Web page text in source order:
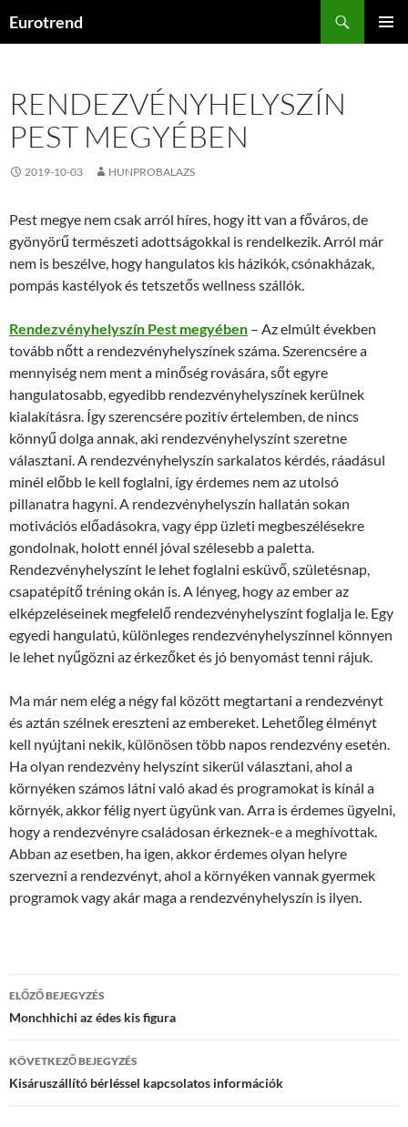
Eurotrend
RENDEZVÉNYHELYSZÍN
PEST MEGYÉBEN
2019-10-03 HUNPROBALAZS
Pest megye nem csak arról híres, hogy itt van a főváros, de
gyönyörű természeti adottságokkal is rendelkezik. Arról már
nem is beszélve, hogy hangulatos kis házikók, csónakházak,
pompás kastélyok és tetszetős wellness szállók.
Rendezvényhelyszín Pest megyében – Az elmúlt években
tovább nőtt a rendezvényhelyszínek száma. Szerencsére a
mennyiség nem ment a minőség rovására, sőt egyre
hangulatosabb, egyedibb rendezvényhelyszínek kerülnek
kialakításra. Így szerencsére pozitív értelemben, de nincs
könnyű dolga annak, aki rendezvényhelyszínt szeretne
választani. A rendezvényhelyszín sarkalatos kérdés, ráadásul
minél előbb le kell foglalni, így érdemes nem az utolsó
pillanatra hagyni. A rendezvényhelyszín hallatán sokan
motivációs előadásokra, vagy épp üzleti megbeszélésekre
gondolnak, holott ennél jóval szélesebb a paletta.
Rendezvényhelyszínt le lehet foglalni esküvő, születésnap,
csapatépítő tréning okán is. A lényeg, hogy az ember az
elképzeléseinek megfelelő rendezvényhelyszínt foglalja le. Egy
egyedi hangulatú, különleges rendezvényhelyszínnel könnyen
le lehet nyűgözni az érkezőket és jó benyomást tenni rájuk.
Ma már nem elég a négy fal között megtartani a rendezvényt
és aztán szélnek ereszteni az embereket. Lehetőleg élményt
kell nyújtani nekik, különösen több napos rendezvény esetén.
Ha olyan rendezvény helyszínt sikerül választani, ahol a
környéken számos látni való akad és programokat is kínál a
környék, akkor félig nyert ügyünk van. Arra is érdemes ügyelni,
hogy a rendezvényre családosan érkeznek-e a meghívottak.
Abban az esetben, ha igen, akkor érdemes olyan helyre
szervezni a rendezvényt, ahol a környéken vannak gyermek
programok vagy akár maga a rendezvényhelyszín is ilyen.
Bejegyzés
navigáció
ELŐZŐ BEJEGYZÉS
Monchhichi az édes kis figura
KÖVETKEZŐ BEJEGYZÉS
Kisáruszállító bérléssel kapcsolatos információk